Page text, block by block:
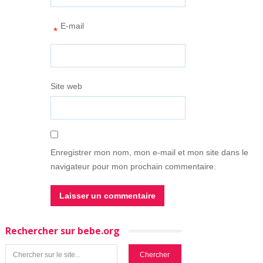
E-mail
*
Site web
Enregistrer mon nom, mon e-mail et mon site dans le
navigateur pour mon prochain commentaire.
Rechercher sur bebe.org